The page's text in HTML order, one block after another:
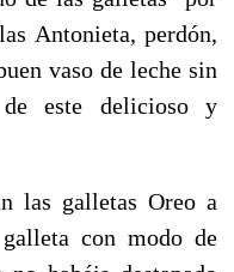
Antonieta, perdón,
vaso de leche sin
de este delicioso y
las galletas Oreo a
con modo de